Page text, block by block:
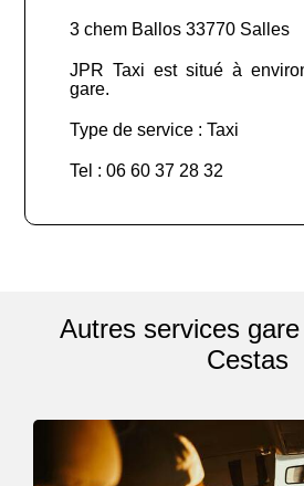
3 chem Ballos 33770 Salles
JPR Taxi est situé à
gare.
Type de service : Taxi
Tel : 06 60 37 28 32
Autres services
Cestas